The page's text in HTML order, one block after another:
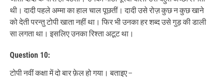
थी। दादी पहले अम्मा का हाल चाल पूछतीं। दादी उसे रोज़ कुछ न कुछ खाने
को देती परन्तु टोपी खाता नहीं था। फिर भी उनका हर शब्द उसे गुड़ की डाली
सा लगता था। इसलिए उनका रिश्ता अटूट था।
Question 10:
टोपी नवीं कक्षा में दो बार फ़ेल हो गया। बताइए −